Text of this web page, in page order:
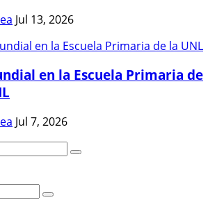
Jul 13, 2026
en la Escuela Primaria de
Jul 7, 2026